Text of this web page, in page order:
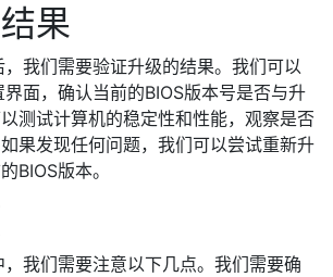
果
我们需要验证升级的结果。我们可以
界面，确认当前的BIOS版本号是否与升
测试计算机的稳定性和性能，观察是否
果发现任何问题，我们可以尝试重新升
BIOS版本。
我们需要注意以下几点。我们需要确